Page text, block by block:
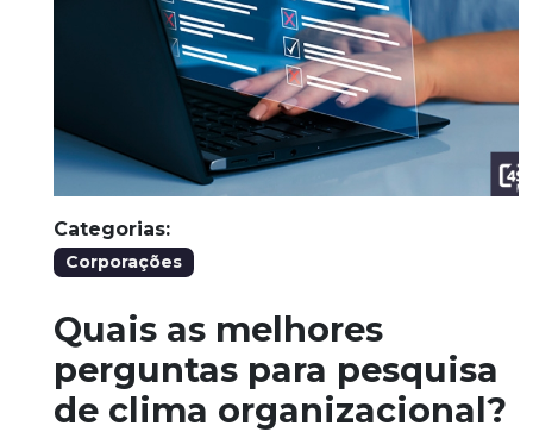
Categorias:
Corporações
Quais as melhores
perguntas para pesquisa
de clima organizacional?